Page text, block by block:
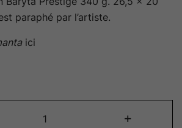
paraphé par l’artiste.
ici
+